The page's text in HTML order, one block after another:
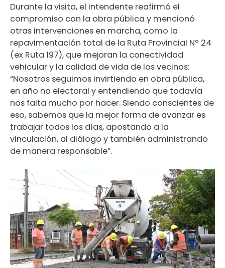
Durante la visita, el intendente reafirmó el
compromiso con la obra pública y mencionó
otras intervenciones en marcha, como la
repavimentación total de la Ruta Provincial Nº 24
(ex Ruta 197), que mejoran la conectividad
vehicular y la calidad de vida de los vecinos:
“Nosotros seguimos invirtiendo en obra pública,
en año no electoral y entendiendo que todavía
nos falta mucho por hacer. Siendo conscientes de
eso, sabemos que la mejor forma de avanzar es
trabajar todos los días, apostando a la
vinculación, al diálogo y también administrando
de manera responsable”.